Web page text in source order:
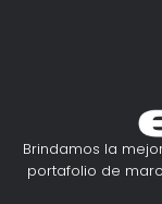
Brindamos la
portafolio de